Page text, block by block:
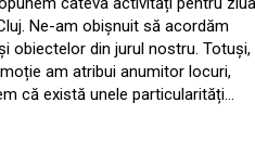
Ne-am obișnuit să acordăm
obiectelor din jurul nostru. Totuși,
am atribui anumitor locuri,
că există unele particularități…